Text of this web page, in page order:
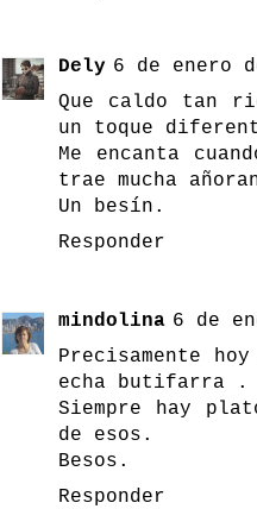
Dely 6 de enero
Que caldo tan
un toque
Me encanta
trae mucha
Un besín.
Responder
mindolina 6 de
Precisamente
echa butifarra .
Siempre hay
de esos.
Besos.
Responder